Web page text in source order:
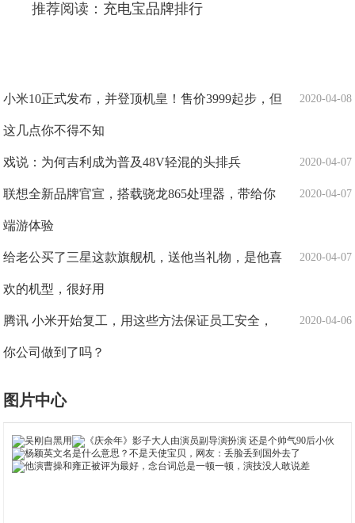
推荐阅读： 充电宝品牌排行
2020-04-08
小米10正式发布，并登顶机皇！售价3999起步，但
这几点你不得不知
2020-04-07
戏说：为何吉利成为普及48V轻混的头排兵
2020-04-07
联想全新品牌官宣，搭载骁龙865处理器，带给你
端游体验
2020-04-07
给老公买了三星这款旗舰机，送他当礼物，是他喜
欢的机型，很好用
2020-04-06
腾讯 小米开始复工，用这些方法保证员工安全，
你公司做到了吗？
图片中心